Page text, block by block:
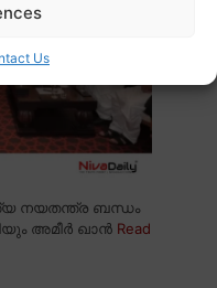
Us
നയതന്ത്ര ബന്ധം
അമീർ ഖാൻ Read